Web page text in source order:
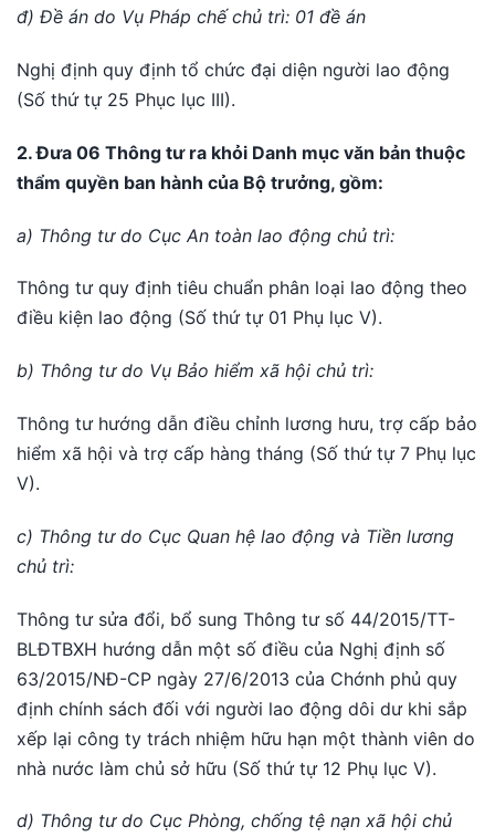
đ) Đề án do Vụ Pháp chế chủ trì: 01 đề án
Nghị định quy định tổ chức đại diện người lao động
(Số thứ tự 25 Phục lục III).
2. Đưa 06 Thông tư ra khỏi Danh mục văn bản thuộc
thẩm quyền ban hành của Bộ trưởng, gồm:
a) Thông tư do Cục An toàn lao động chủ trì:
Thông tư quy định tiêu chuẩn phân loại lao động theo
điều kiện lao động (Số thứ tự 01 Phụ lục V).
b) Thông tư do Vụ Bảo hiểm xã hội chủ trì:
Thông tư hướng dẫn điều chỉnh lương hưu, trợ cấp bảo
hiểm xã hội và trợ cấp hàng tháng (Số thứ tự 7 Phụ lục
V).
c) Thông tư do Cục Quan hệ lao động và Tiền lương
chủ trì:
Thông tư sửa đổi, bổ sung Thông tư số 44/2015/TT-
BLĐTBXH hướng dẫn một số điều của Nghị định số
63/2015/NĐ-CP ngày 27/6/2013 của Chớnh phủ quy
định chính sách đối với người lao động dôi dư khi sắp
xếp lại công ty trách nhiệm hữu hạn một thành viên do
nhà nước làm chủ sở hữu (Số thứ tự 12 Phụ lục V).
d) Thông tư do Cục Phòng, chống tệ nạn xã hội chủ